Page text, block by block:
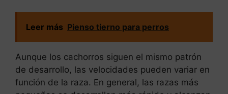
Leer más Pienso tierno para perros
Aunque los cachorros siguen el mismo patrón
de desarrollo, las velocidades pueden variar en
función de la raza. En general, las razas más